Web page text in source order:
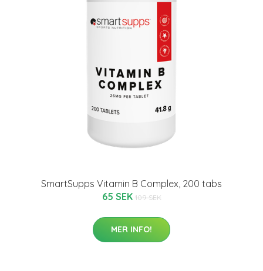
SmartSupps Vitamin B Complex, 200 tabs
65 SEK 109 SEK
MER INFO!